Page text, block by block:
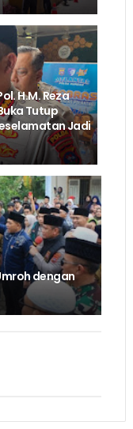
H.M. Reza
Tutup
Jadi
dengan